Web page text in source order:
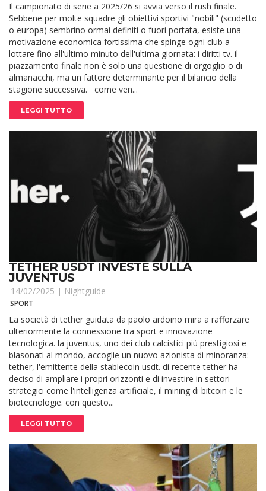
Il campionato di serie a 2025/26 si avvia verso il rush finale.
Sebbene per molte squadre gli obiettivi sportivi "nobili" (scudetto
o europa) sembrino ormai definiti o fuori portata, esiste una
motivazione economica fortissima che spinge ogni club a
lottare fino all'ultimo minuto dell'ultima giornata: i diritti tv. il
piazzamento finale non è solo una questione di orgoglio o di
almanacchi, ma un fattore determinante per il bilancio della
stagione successiva. come ven...
LEGGI TUTTO
TETHER USDT INVESTE SULLA
JUVENTUS
14/02/2025 | Nightguide
SPORT
La società di tether guidata da paolo ardoino mira a rafforzare
ulteriormente la connessione tra sport e innovazione
tecnologica. la juventus, uno dei club calcistici più prestigiosi e
blasonati al mondo, accoglie un nuovo azionista di minoranza:
tether, l'emittente della stablecoin usdt. di recente tether ha
deciso di ampliare i propri orizzonti e di investire in settori
strategici come l'intelligenza artificiale, il mining di bitcoin e le
biotecnologie. con questo...
LEGGI TUTTO